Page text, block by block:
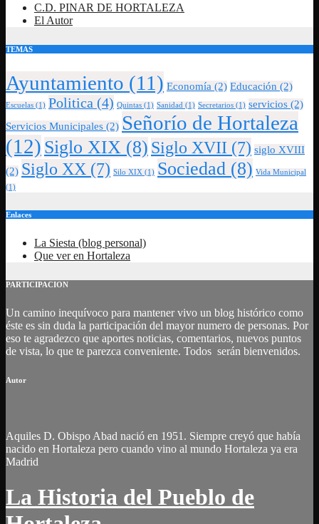
C.D. PINAR DE HORTALEZA
El Autor
TEMAS
Ayuntamiento (11) Economía (2) Educación (2)
Escuelas (1) Politica (4) Quintas (1) Sanidad (1) Secretarios (1) servicios (2)
Servicios Municipales (2) Señorío de Hortaleza
(12) Siglo XIX (8) Siglo XVII (7) siglo XVIII
(2) Siglo XX (7) Silo XIX (1) Sociedad (8) Vida Municipal
(1)
Enlaces
La Siesta (blog personal)
Que ver en Hortaleza
PARTICIPACION
Un camino inequívoco para mantener vivo un blog histórico como
éste es sin duda la participación del mayor numero de personas. Por
eso te agradezco que aportes noticias, comentarios, nuevos puntos
de vista, lo que te parezca conveniente. Todos serán bienvenidos.
Autor
Aquiles D. Obispo Abad nació en 1951. Siempre creyó que había
nacido en Hortaleza pero cuando vino al mundo Hortaleza ya era
Madrid
La Historia del Pueblo de